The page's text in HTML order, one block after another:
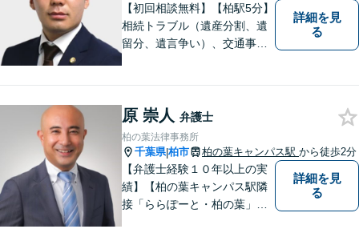
【初回相談無料】【柏駅5分】
相続トラブル（遺産分割、遺
留分、遺言争い）、交通事故
詳細を見
る
原 崇人 弁護士
柏の葉法律事務所
千葉県|柏市 柏の葉キャンパス駅 から徒歩2分
【弁護士経験１０年以上の実
績】【柏の葉キャンパス駅隣
接「ららぽーと・柏の葉」
詳細を見
る